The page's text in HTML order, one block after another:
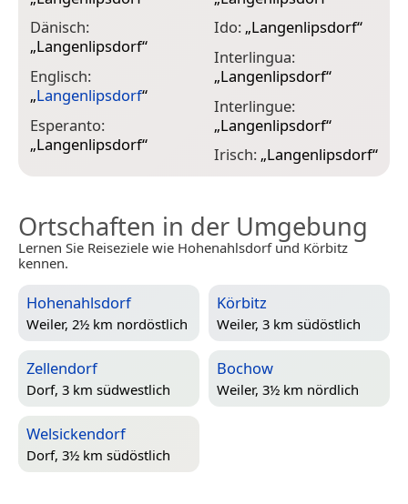
Dänisch:
„Langenlipsdorf“
Englisch:
„Langenlipsdorf“
Esperanto:
„Langenlipsdorf“
Ido: „Langenlipsdorf“
Interlingua:
„Langenlipsdorf“
Interlingue:
„Langenlipsdorf“
Irisch: „Langenlipsdorf“
Ortschaften in der Umgebung
Lernen Sie Reiseziele wie Hohenahlsdorf und Körbitz
kennen.
Hohenahlsdorf
Weiler, 2½ km nordöstlich
Körbitz
Weiler, 3 km südöstlich
Zellendorf
Dorf, 3 km südwestlich
Bochow
Weiler, 3½ km nördlich
Welsickendorf
Dorf, 3½ km südöstlich